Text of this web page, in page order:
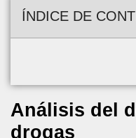
ÍNDICE DE
Análisis del
drogas